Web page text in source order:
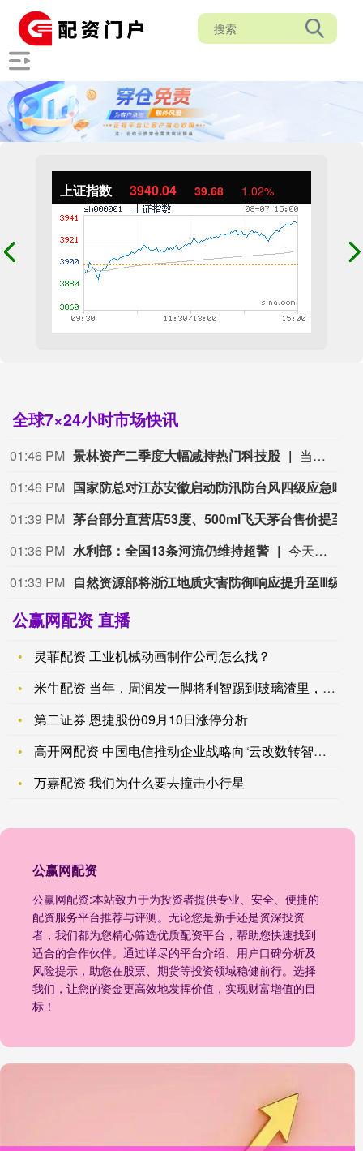
上证指数 3940.04 39.68 1.02%
全球7×24小时市场快讯
01:46 PM 景林资产二季度大幅减持热门科技股
当地时间8月7日，知名千亿级私募景林资产披露2026年二季度末最新美股持仓（13F）。二季度，景林资产清仓英伟达、META等热门科技股，大幅减持英特尔、网易、谷歌等标的；景林资产在二季度末的美股持仓市值从38.8亿美元大幅下降至21.9亿美元，降幅达43%。在大幅收缩多只原有持仓的同时，景林资产也对部分半导体产业链公司进行了布局，包括近期业绩超预期的美国光模块制造商AAOI（应用光电）。
01:46 PM
01:39 PM
01:36 PM 水利部：全国13条河流仍维持超警
今天上午，水利部举行会商，分析研判全国的防汛形势，未来三天钱塘江、甬江、椒江、水阳江可能发生编号洪水。截至8月8日9时，黑龙江、内蒙古、河北、云南等地13条河流仍维持超警。8月8日至10日，受降雨影响，钱塘江、甬江、椒江、水阳江可能发生编号洪水，暴雨区内部分中小河流可能发生超警洪水；受上游来水影响，黑龙江干流抚远江段将超警，松花江干流及支流呼兰河、黑龙江干流同江至勤得利江段将维持超警。
01:33 PM
公赢网配资 直播
灵菲配资 工业机械动画制作公司怎么找？
米牛配资 当年，周润发一脚将利智踢到玻璃渣里，杀青宴上将蛋糕
第二证券 恩捷股份09月10日涨停分析
高开网配资 中国电信推动企业战略向“云改数转智惠”升级 将打
万嘉配资 我们为什么要去撞击小行星
公赢网配资
公赢网配资:本站致力于为投资者提供专业、安全、便捷的
配资服务平台推荐与评测。无论您是新手还是资深投资
者，我们都为您精心筛选优质配资平台，帮助您快速找到
适合的合作伙伴。通过详尽的平台介绍、用户口碑分析及
风险提示，助您在股票、期货等投资领域稳健前行。选择
我们，让您的资金更高效地发挥价值，实现财富增值的目
标！